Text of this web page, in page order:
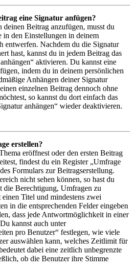
eine Signatur anfügen?
deinen Beitrag anzufügen, musst du
in den Einstellungen in deinem
entwerfen. Nachdem du die Signatur
hast, kannst du in jedem Beitrag das
aktivieren. Du kannst eine
indem du in deinem persönlichen
Anhängen deiner Signatur
einzelnen Beitrag dennoch ohne
so kannst du dort einfach das
anhängen“ wieder deaktivieren.
erstellen?
eröffnest oder den ersten Beitrag
findest du ein Register „Umfrage
Formulars zur Beitragserstellung.
nicht sehen können, so hast du
die Berechtigung, Umfragen zu
Titel und mindestens zwei
in die entsprechenden Felder eingeben
dass jede Antwortmöglichkeit in einer
kannst auch unter
pro Benutzer“ festlegen, wie viele
auswählen kann, welches Zeitlimit für
dabei eine zeitlich unbegrenzte
ob die Benutzer ihre Stimme